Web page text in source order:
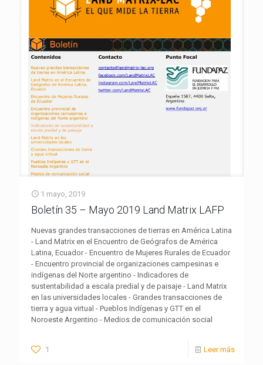
1 mayo, 2019
Boletín 35 – Mayo 2019 Land Matrix LAFP
Nuevas grandes transacciones de tierras en América Latina
- Land Matrix en el Encuentro de Geógrafos de América
Latina, Ecuador - Encuentro de Mujeres Rurales de Ecuador
- Encuentro provincial de organizaciones campesinas e
indígenas del Norte argentino - Indicadores de
sustentabilidad a escala predial y de paisaje - Land Matrix
en las universidades locales - Grandes transacciones de
tierra y agua virtual - Pueblos Indígenas y GTT en el
Noroeste Argentino - Medios de comunicación social
1 Leer más